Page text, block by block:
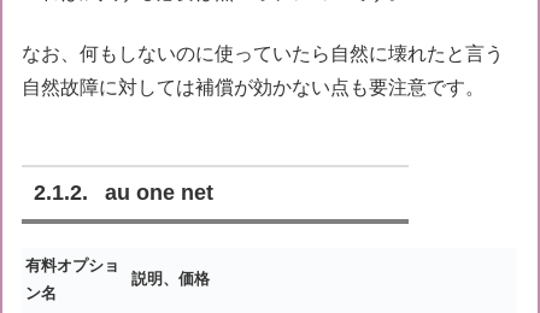
なお、何もしないのに使っていたら自然に壊れたと言う
自然故障に対しては補償が効かない点も要注意です。
au one net
有料オプショ
ン名
説明、価格